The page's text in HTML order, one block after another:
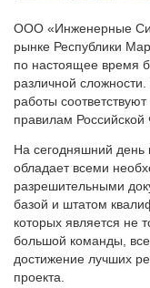
ООО «Инженерные
рынке Республики
по настоящее время
различной
работы
правилам Российской
На сегодняшний
обладает всеми
разрешительными
базой и штатом
которых является не
большой команды,
достижение лучших
проекта.